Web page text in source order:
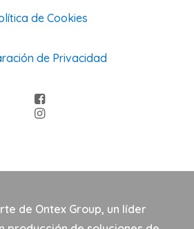
de Cookies
de Privacidad
de Ontex Group, un líder